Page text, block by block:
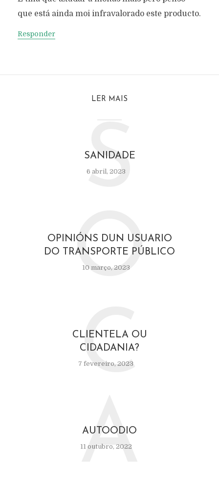
que está ainda moi infravalorado este producto.
Responder
LER MAIS
SANIDADE
6 abril, 2023
S
OPINIÓNS DUN USUARIO
DO TRANSPORTE PÚBLICO
10 março, 2023
O
CLIENTELA OU
CIDADANIA?
7 fevereiro, 2023
C
AUTOODIO
11 outubro, 2022
A